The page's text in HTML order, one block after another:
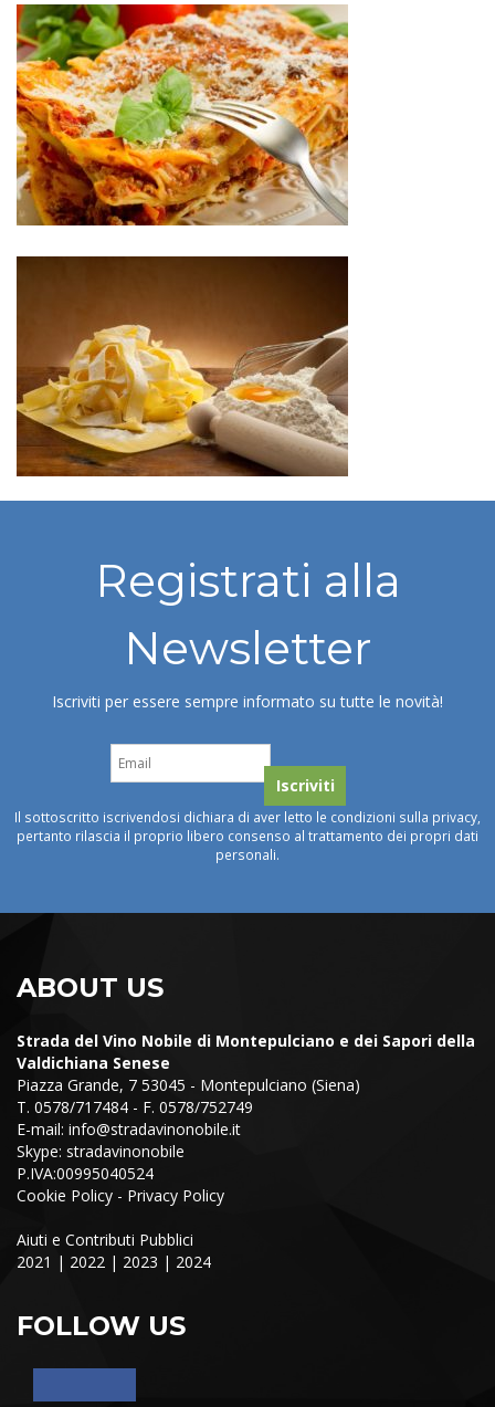
Registrati alla
Newsletter
Iscriviti per essere sempre informato su tutte le novità!
Il sottoscritto iscrivendosi dichiara di aver letto le condizioni sulla privacy,
pertanto rilascia il proprio libero consenso al trattamento dei propri dati
personali.
ABOUT US
Strada del Vino Nobile di Montepulciano e dei Sapori della
Valdichiana Senese
Piazza Grande, 7 53045 - Montepulciano (Siena)
T. 0578/717484 - F. 0578/752749
E-mail: info@stradavinonobile.it
Skype: stradavinonobile
P.IVA:00995040524
Cookie Policy - Privacy Policy
Aiuti e Contributi Pubblici
2021 | 2022 | 2023 | 2024
FOLLOW US